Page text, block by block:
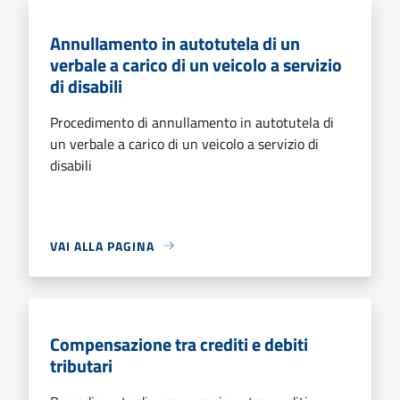
Annullamento in autotutela di un
verbale a carico di un veicolo a servizio
di disabili
Procedimento di annullamento in autotutela di
un verbale a carico di un veicolo a servizio di
disabili
VAI ALLA PAGINA
Compensazione tra crediti e debiti
tributari